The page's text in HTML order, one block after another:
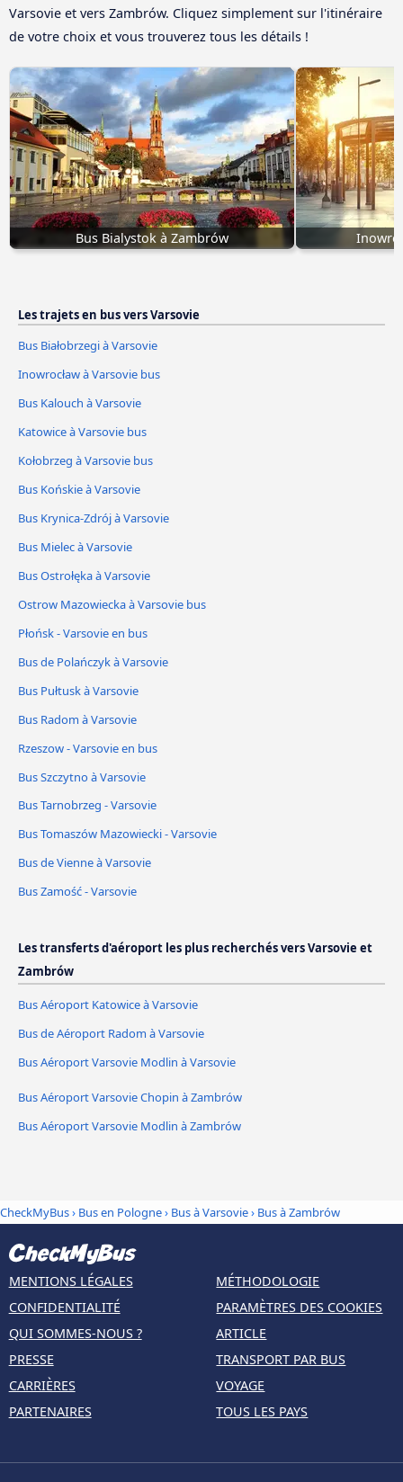
Varsovie et vers Zambrów. Cliquez simplement sur l'itinéraire
de votre choix et vous trouverez tous les détails !
Bus Bialystok à Zambrów
Les trajets en bus vers Varsovie
Bus Białobrzegi à Varsovie
Inowrocław à Varsovie bus
Bus Kalouch à Varsovie
Katowice à Varsovie bus
Kołobrzeg à Varsovie bus
Bus Końskie à Varsovie
Bus Krynica-Zdrój à Varsovie
Bus Mielec à Varsovie
Bus Ostrołęka à Varsovie
Ostrow Mazowiecka à Varsovie bus
Płońsk - Varsovie en bus
Bus de Polańczyk à Varsovie
Bus Pułtusk à Varsovie
Bus Radom à Varsovie
Rzeszow - Varsovie en bus
Bus Szczytno à Varsovie
Bus Tarnobrzeg - Varsovie
Bus Tomaszów Mazowiecki - Varsovie
Bus de Vienne à Varsovie
Bus Zamość - Varsovie
Les transferts d'aéroport les plus recherchés vers Varsovie et
Zambrów
Bus Aéroport Katowice à Varsovie
Bus de Aéroport Radom à Varsovie
Bus Aéroport Varsovie Modlin à Varsovie
Bus Aéroport Varsovie Chopin à Zambrów
Bus Aéroport Varsovie Modlin à Zambrów
CheckMyBus› Bus en Pologne› Bus à Varsovie› Bus à Zambrów
MENTIONS LÉGALES
CONFIDENTIALITÉ
QUI SOMMES-NOUS ?
PRESSE
CARRIÈRES
PARTENAIRES
MÉTHODOLOGIE
PARAMÈTRES DES COOKIES
ARTICLE
TRANSPORT PAR BUS
VOYAGE
TOUS LES PAYS